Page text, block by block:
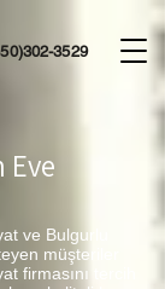
3529
Eve
ve Bulgurlu
müşteriler
firmasını tercih